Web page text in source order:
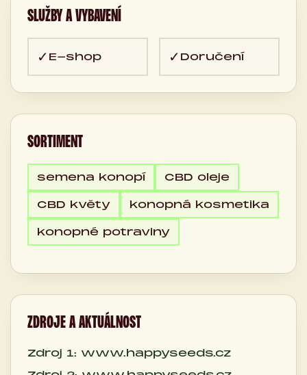
SLUŽBY A VYBAVENÍ
✓ E-shop ✓ Doručení
SORTIMENT
semena konopí CBD oleje
CBD květy konopná kosmetika
konopné potraviny
ZDROJE A AKTUÁLNOST
Zdroj 1: www.happyseeds.cz